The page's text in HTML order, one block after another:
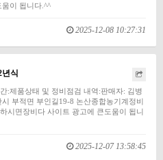
이 됩니다.^^
2025-12-08 10:27:31
년식
:제품상태 및 정비점검 내역:판매자: 김병
부적면 부인길19-8 논산종합농기계정비
시면장비다 사이트 광고에 큰도움이 됩니
2025-12-07 13:58:45